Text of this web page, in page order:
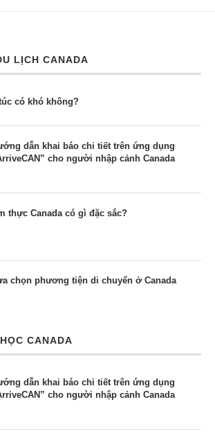
LỊCH CANADA
có khó không?
dẫn khai báo chi tiết trên ứng dụng
cho người nhập cảnh Canada
thực Canada có gì đặc sắc?
chọn phương tiện di chuyển ở Canada
CANADA
dẫn khai báo chi tiết trên ứng dụng
cho người nhập cảnh Canada